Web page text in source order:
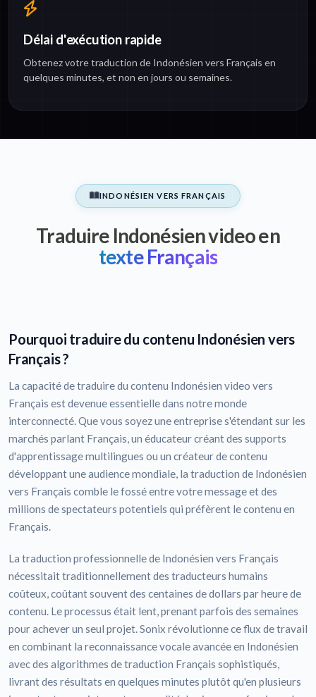
Délai d'exécution rapide
Obtenez votre traduction de Indonésien vers Français en
quelques minutes, et non en jours ou semaines.
INDONÉSIEN VERS FRANÇAIS
Traduire Indonésien video en
texte Français
Pourquoi traduire du contenu Indonésien vers
Français ?
La capacité de traduire du contenu Indonésien video vers
Français est devenue essentielle dans notre monde
interconnecté. Que vous soyez une entreprise s'étendant sur les
marchés parlant Français, un éducateur créant des supports
d'apprentissage multilingues ou un créateur de contenu
développant une audience mondiale, la traduction de Indonésien
vers Français comble le fossé entre votre message et des
millions de spectateurs potentiels qui préfèrent le contenu en
Français.
La traduction professionnelle de Indonésien vers Français
nécessitait traditionnellement des traducteurs humains
coûteux, coûtant souvent des centaines de dollars par heure de
contenu. Le processus était lent, prenant parfois des semaines
pour achever un seul projet. Sonix révolutionne ce flux de travail
en combinant la reconnaissance vocale avancée en Indonésien
avec des algorithmes de traduction Français sophistiqués,
livrant des résultats en quelques minutes plutôt qu'en plusieurs